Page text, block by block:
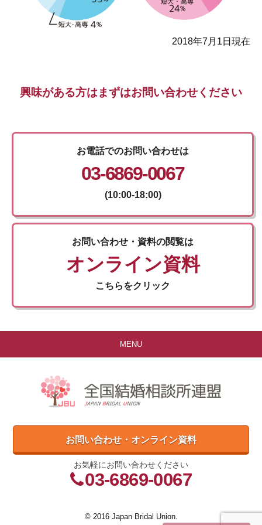
2018年7月1日現在
興味がある方はまずはお問い合わせください
お電話でのお問い合わせは
03-6869-0067
(10:00-18:00)
お問い合わせ・資料の閲覧は
オンライン資料
こちらをクリック
MENU
お問い合わせ・オンライン資料
お気軽にお問い合わせください
03-6869-0067
© 2016 Japan Bridal Union.